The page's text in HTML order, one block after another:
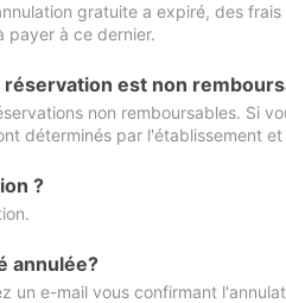
gratuite a expiré, des
payer à ce dernier.
est non
non remboursables. Si
déterminés par l'établissement
?
annulée?
un e-mail vous confirmant